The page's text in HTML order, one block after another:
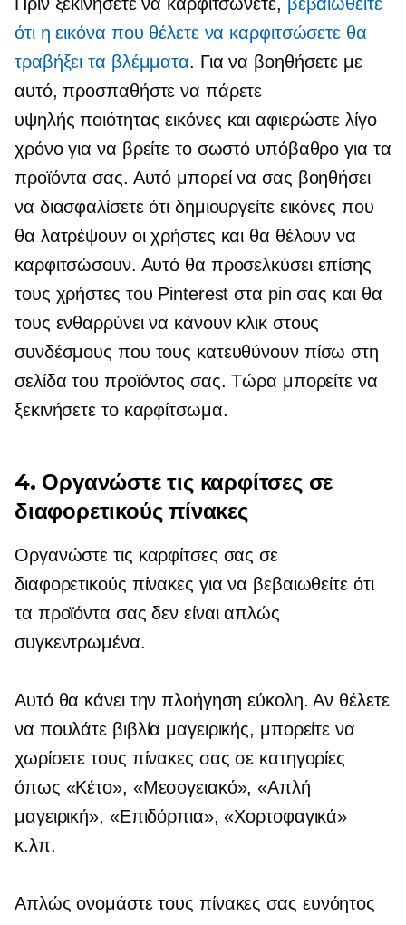
ότι η εικόνα που θέλετε να καρφιτσώσετε θα
τραβήξει τα βλέμματα. Για να βοηθήσετε με
αυτό, προσπαθήστε να πάρετε
υψηλής ποιότητας εικόνες και αφιερώστε λίγο
χρόνο για να βρείτε το σωστό υπόβαθρο για τα
προϊόντα σας. Αυτό μπορεί να σας βοηθήσει
να διασφαλίσετε ότι δημιουργείτε εικόνες που
θα λατρέψουν οι χρήστες και θα θέλουν να
καρφιτσώσουν. Αυτό θα προσελκύσει επίσης
τους χρήστες του Pinterest στα pin σας και θα
τους ενθαρρύνει να κάνουν κλικ στους
συνδέσμους που τους κατευθύνουν πίσω στη
σελίδα του προϊόντος σας. Τώρα μπορείτε να
ξεκινήσετε το καρφίτσωμα.
4. Οργανώστε τις καρφίτσες σε
διαφορετικούς πίνακες
Οργανώστε τις καρφίτσες σας σε
διαφορετικούς πίνακες για να βεβαιωθείτε ότι
τα προϊόντα σας δεν είναι απλώς
συγκεντρωμένα.
Αυτό θα κάνει την πλοήγηση εύκολη. Αν θέλετε
να πουλάτε βιβλία μαγειρικής, μπορείτε να
χωρίσετε τους πίνακες σας σε κατηγορίες
όπως «Κέτο», «Μεσογειακό», «Απλή
μαγειρική», «Επιδόρπια», «Χορτοφαγικά»
κ.λπ.
Απλώς ονομάστε τους πίνακες σας ευνόητος